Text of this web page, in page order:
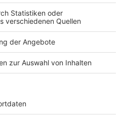
Kontakt
Studio-Hotline
Region wechseln